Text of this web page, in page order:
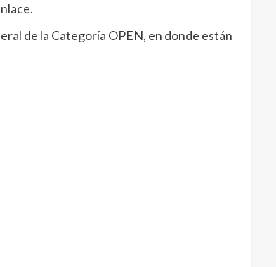
de la Categoría OPEN, en donde están